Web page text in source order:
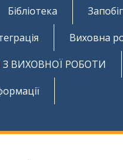
Бібліотека
Виховна
З ВИХОВНОЇ РОБОТИ